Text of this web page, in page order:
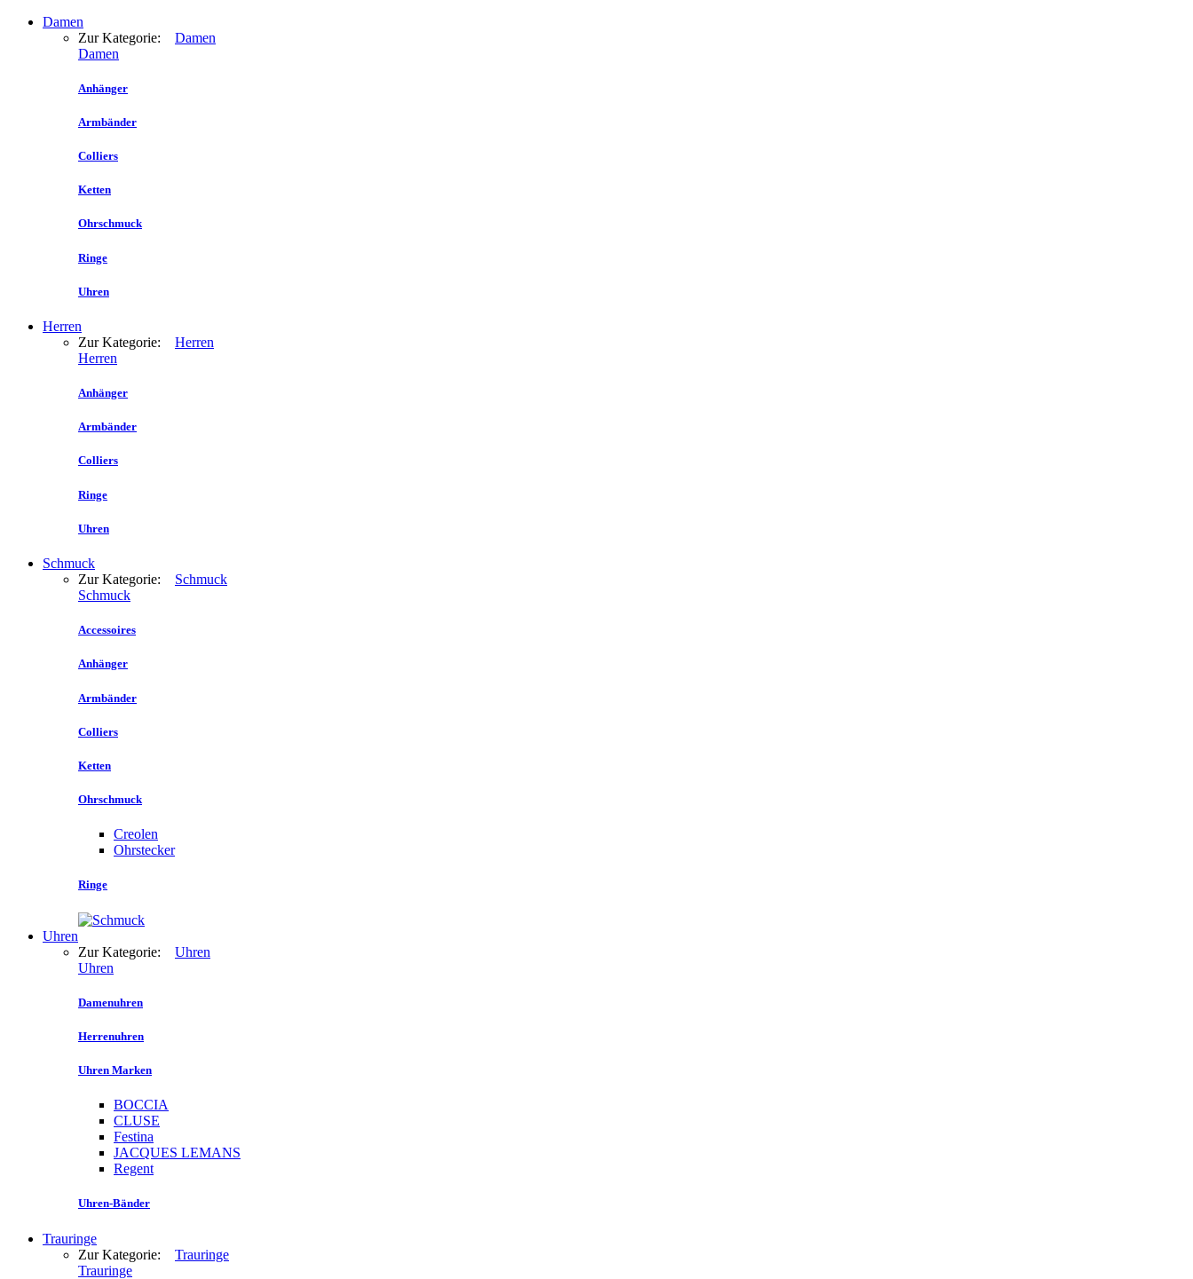
Damen
Zur Kategorie: Damen
Damen
Anhänger
Armbänder
Colliers
Ketten
Ohrschmuck
Ringe
Uhren
Herren
Zur Kategorie: Herren
Herren
Anhänger
Armbänder
Colliers
Ringe
Uhren
Schmuck
Zur Kategorie: Schmuck
Schmuck
Accessoires
Anhänger
Armbänder
Colliers
Ketten
Ohrschmuck
Creolen
Ohrstecker
Ringe
Uhren
Zur Kategorie: Uhren
Uhren
Damenuhren
Herrenuhren
Uhren Marken
BOCCIA
CLUSE
Festina
JACQUES LEMANS
Regent
Uhren-Bänder
Trauringe
Zur Kategorie: Trauringe
Trauringe